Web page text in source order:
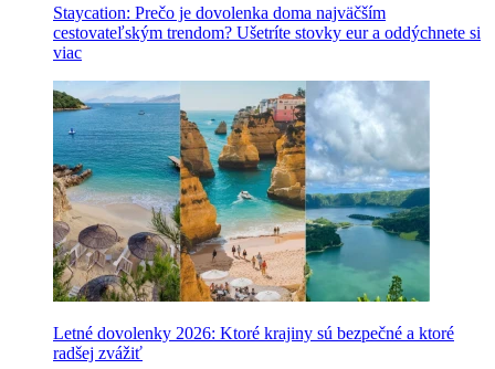
Staycation: Prečo je dovolenka doma najväčším
cestovateľským trendom? Ušetríte stovky eur a oddýchnete si
viac
Letné dovolenky 2026: Ktoré krajiny sú bezpečné a ktoré
radšej zvážiť